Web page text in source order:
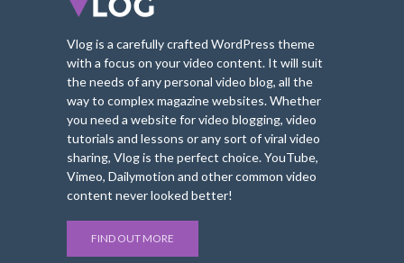
Vlog is a carefully crafted WordPress theme
with a focus on your video content. It will suit
the needs of any personal video blog, all the
way to complex magazine websites. Whether
you need a website for video blogging, video
tutorials and lessons or any sort of viral video
sharing, Vlog is the perfect choice. YouTube,
Vimeo, Dailymotion and other common video
content never looked better!
FIND OUT MORE